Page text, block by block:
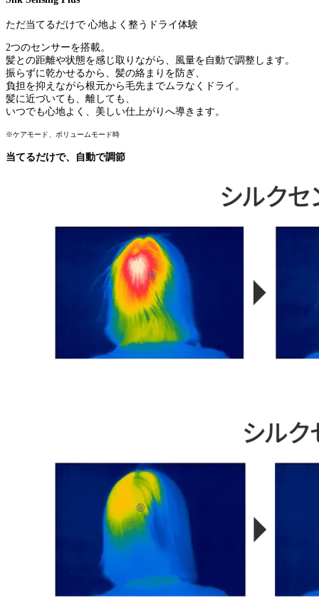
ただ当てるだけで 心地よく整うドライ体験
2つのセンサーを搭載。
髪との距離や状態を感じ取りながら、風量を自動で調整します。
振らずに乾かせるから、髪の絡まりを防ぎ、
負担を抑えながら根元から毛先までムラなくドライ。
髪に近づいても、離しても、
いつでも心地よく、美しい仕上がりへ導きます。
※ケアモード、ボリュームモード時
当てるだけで、自動で調節